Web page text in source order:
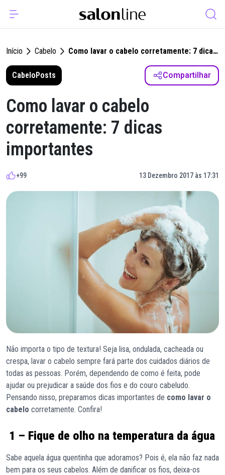
Início Cabelo
Como lavar o cabelo corretamente: 7 dicas
CabeloPosts Compartilhar
Como lavar o cabelo
corretamente: 7 dicas
importantes
+99 13 Dezembro 2017 às 17:31
Não importa o tipo de textura! Seja lisa, ondulada, cacheada ou
crespa, lavar o cabelo sempre fará parte dos cuidados diários de
todas as pessoas. Porém, dependendo de como é feita, pode
ajudar ou prejudicar a saúde dos fios e do couro cabeludo.
Pensando nisso, preparamos dicas importantes de como lavar o
cabelo corretamente. Confira!
1 – Fique de olho na temperatura da água
Sabe aquela água quentinha que adoramos? Pois é, ela não faz nada
bem para os seus cabelos. Além de danificar os fios, deixa-os